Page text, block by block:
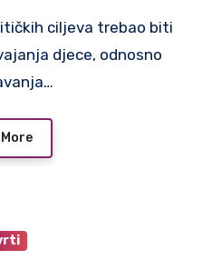
djece, odnosno